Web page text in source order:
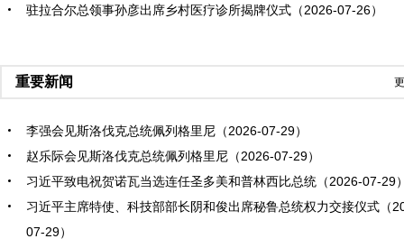
驻拉合尔总领事孙彦出席乡村医疗诊所揭牌仪式（2026-07-26）
重要新闻
李强会见斯洛伐克总统佩列格里尼（2026-07-29）
赵乐际会见斯洛伐克总统佩列格里尼（2026-07-29）
习近平致电祝贺诺瓦当选连任圣多美和普林西比总统（2026-07-29
习近平主席特使、科技部部长阴和俊出席秘鲁总统权力交接仪式（
07-29）